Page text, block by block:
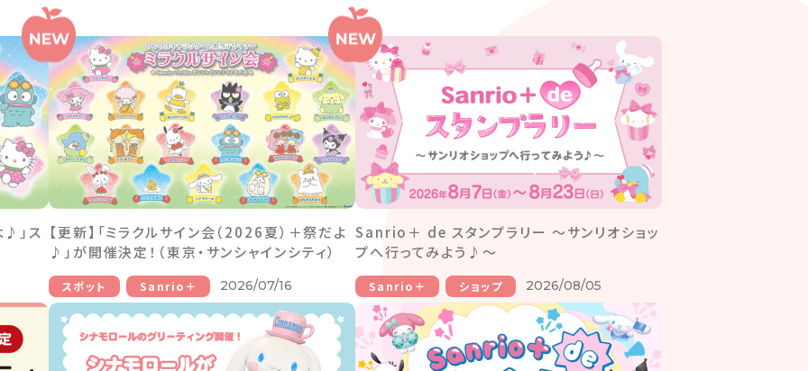
♪」ス
【更新】「ミラクルサイン会（2026夏）＋祭だよ
♪」が開催決定！（東京・サンシャインシティ）
スポット Sanrio＋ 2026/07/16
Sanrio＋ de スタンプラリー ～サンリオショッ
プへ行ってみよう♪～
Sanrio＋ ショップ 2026/08/05